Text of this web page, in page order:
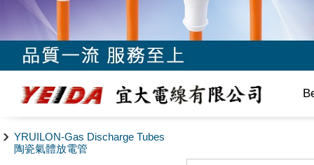
YRUILON-Gas Discharge Tubes
陶瓷氣體放電管